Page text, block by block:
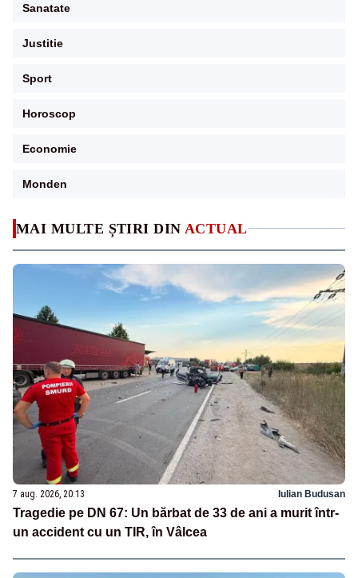
MAI MULTE ȘTIRI DIN ACTUAL
7 aug. 2026, 20:13 Iulian Budusan
Tragedie pe DN 67: Un bărbat de 33 de ani a murit într-
un accident cu un TIR, în Vâlcea
Sanatate
Justitie
Sport
Horoscop
Economie
Monden